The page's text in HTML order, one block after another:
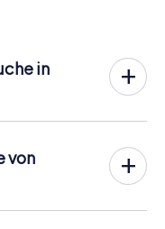
in
ist ein
du dein Team im
los: Dein Handy
von
zu den